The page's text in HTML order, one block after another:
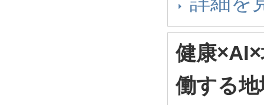
健康
働する